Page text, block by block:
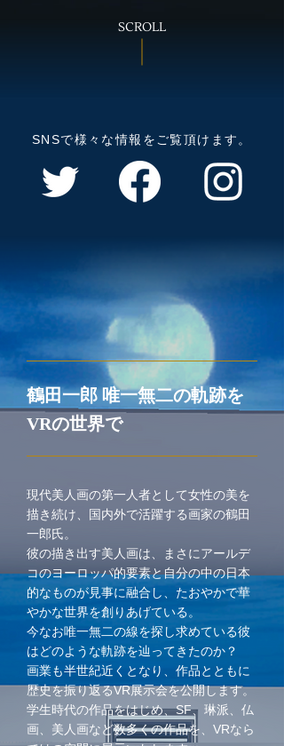
SCROLL
SNSで様々な情報をご覧頂けます。
鶴田一郎 唯一無二の軌跡を
VRの世界で
現代美人画の第一人者として女性の美を
描き続け、国内外で活躍する画家の鶴田
一郎氏。
彼の描き出す美人画は、まさにアールデ
コのヨーロッパ的要素と自分の中の日本
的なものが見事に融合し、たおやかで華
やかな世界を創りあげている。
今なお唯一無二の線を探し求めている彼
はどのような軌跡を辿ってきたのか？
画業も半世紀近くとなり、作品とともに
歴史を振り返るVR展示会を公開します。
学生時代の作品をはじめ、SF、琳派、仏
画、美人画など数多くの作品を、VRなら